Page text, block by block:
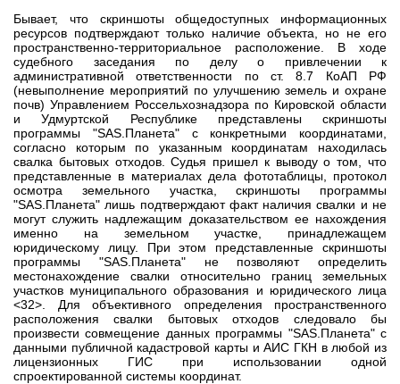
Бывает, что скриншоты общедоступных информационных
ресурсов подтверждают только наличие объекта, но не его
пространственно-территориальное расположение. В ходе
судебного заседания по делу о привлечении к
административной ответственности по ст. 8.7 КоАП РФ
(невыполнение мероприятий по улучшению земель и охране
почв) Управлением Россельхознадзора по Кировской области
и Удмуртской Республике представлены скриншоты
программы "SAS.Планета" с конкретными координатами,
согласно которым по указанным координатам находилась
свалка бытовых отходов. Судья пришел к выводу о том, что
представленные в материалах дела фототаблицы, протокол
осмотра земельного участка, скриншоты программы
"SAS.Планета" лишь подтверждают факт наличия свалки и не
могут служить надлежащим доказательством ее нахождения
именно на земельном участке, принадлежащем
юридическому лицу. При этом представленные скриншоты
программы "SAS.Планета" не позволяют определить
местонахождение свалки относительно границ земельных
участков муниципального образования и юридического лица
<32>. Для объективного определения пространственного
расположения свалки бытовых отходов следовало бы
произвести совмещение данных программы "SAS.Планета" с
данными публичной кадастровой карты и АИС ГКН в любой из
лицензионных ГИС при использовании одной
спроектированной системы координат.